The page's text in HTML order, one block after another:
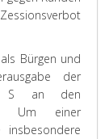
Bürgen und
der
S an den
Um einer
insbesondere